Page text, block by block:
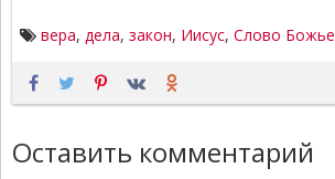
вера, дела, закон, Иисус, Слово Божье
Оставить комментарий